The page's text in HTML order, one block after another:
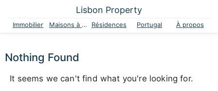
Lisbon Property
Immobilier Maisons à vendre Résidences Portugal À propos
Nothing Found
It seems we can't find what you're looking for.